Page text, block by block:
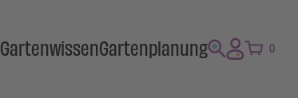
GartenwissenGartenplanung 0